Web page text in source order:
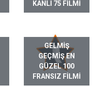
KANLI 75 FILMI
GELMIŞ
GEÇMIŞ EN
GÜZEL 100
FRANSIZ FILMI